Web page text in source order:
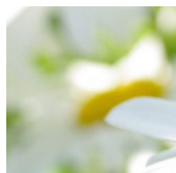
Перейти
содержимому